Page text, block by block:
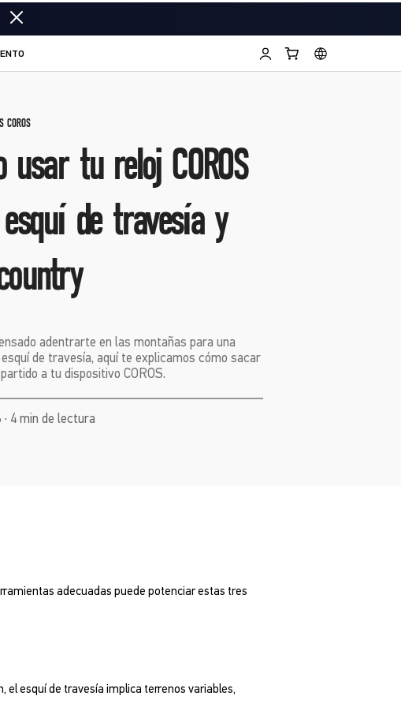
COROS
usar tu reloj COROS
de travesía y
adentrarte en las montañas para una
de travesía, aquí te explicamos cómo sacar
a tu dispositivo COROS.
4 min de lectura
adecuadas puede potenciar estas tres
el esquí de travesía implica terrenos variables,